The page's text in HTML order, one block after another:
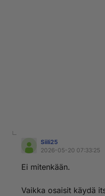
Siili25
2026-05-20 07:33:25
Ei mitenkään.
Vaikka osaisit käydä